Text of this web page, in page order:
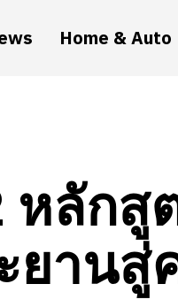
Home & Auto
หลัก
านสู่